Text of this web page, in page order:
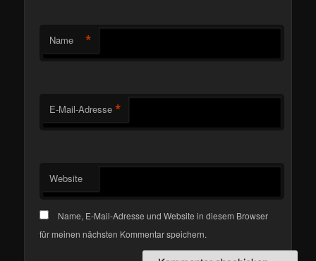
Name *
E-Mail-Adresse *
Website
Name, E-Mail-Adresse und Website in diesem Browser
für meinen nächsten Kommentar speichern.